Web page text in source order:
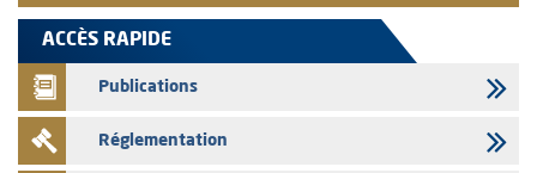
L’AMMC met sur son site internet les publications réalisées par les
émetteurs en date du 5 août 2026
04/08/2026
L’AMMC met sur son site internet les publications réalisées par les
émetteurs en date du 4 août 2026
ACCÈS RAPIDE
Publications
Réglementation